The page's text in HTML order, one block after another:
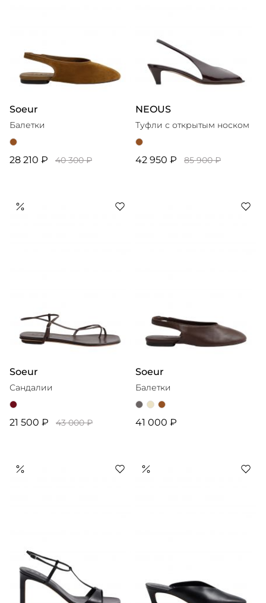
Soeur
Балетки
28 210 ₽ 40 300 ₽
NEOUS
Туфли с открытым носком
42 950 ₽ 85 900 ₽
Soeur
Сандалии
21 500 ₽ 43 000 ₽
Soeur
Балетки
41 000 ₽